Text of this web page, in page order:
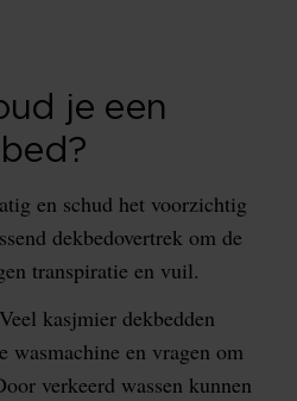
je een
en schud het voorzichtig
dekbedovertrek om de
transpiratie en vuil.
kasjmier dekbedden
wasmachine en vragen om
verkeerd wassen kunnen